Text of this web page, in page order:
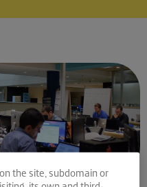
the site, subdomain or